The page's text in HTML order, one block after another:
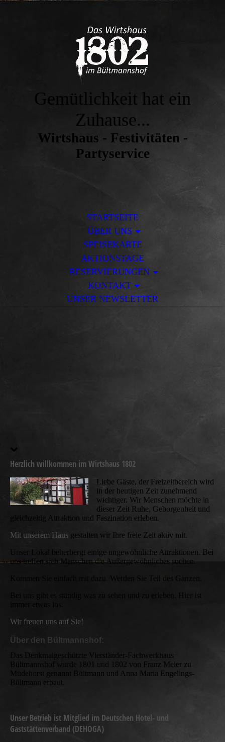
Gemütlichkeit hat ein
Zuhause...
Wirtshaus - Festivitäten -
Partyservice
STARTSEITE
ÜBER UNS
SPEISEKARTE
AKTIONSTAGE
RESERVIERUNGEN
KONTAKT
UNSER NEWSLETTER
Herzlich willkommen im Wirtshaus 1802
Liebe Gäste, der Freizeitbereich wird
in der heutigen Zeit zunehmend
wichtiger. Wir Menschen möchte in
dieser Zeit Ruhe, Geborgenheit und
gleichzeitig Attraktion und Faszination erleben.
Mit unserem Haus gestalten wir Ihre freie Zeit aktiv mit.
Unser Lokal beherbergt einige ungewöhnliche Attraktionen. Bei
uns treffen sich Menschen die Außergewöhnliches suchen.
Kommen Sie einfach mit dazu. Werden Sie Teil des Ganzen.
Bei uns gibt es ständig was zu sehen und zu erleben. Hier ist
Wir freuen uns auf Sie!
Über den Bültmannshof:
Das Denkmalgeschützte Vierständer-Fachwerkhaus
Bültmannshof wurde 1801 und 1802 von Franz Meier zu
Müdehorst genannt Bültmann und Anna Maria Engelings-
Bültmann erbaut.
Unser Betrieb ist Mitglied im Deutschen Hotel- und
Gaststättenverband (DEHOGA)